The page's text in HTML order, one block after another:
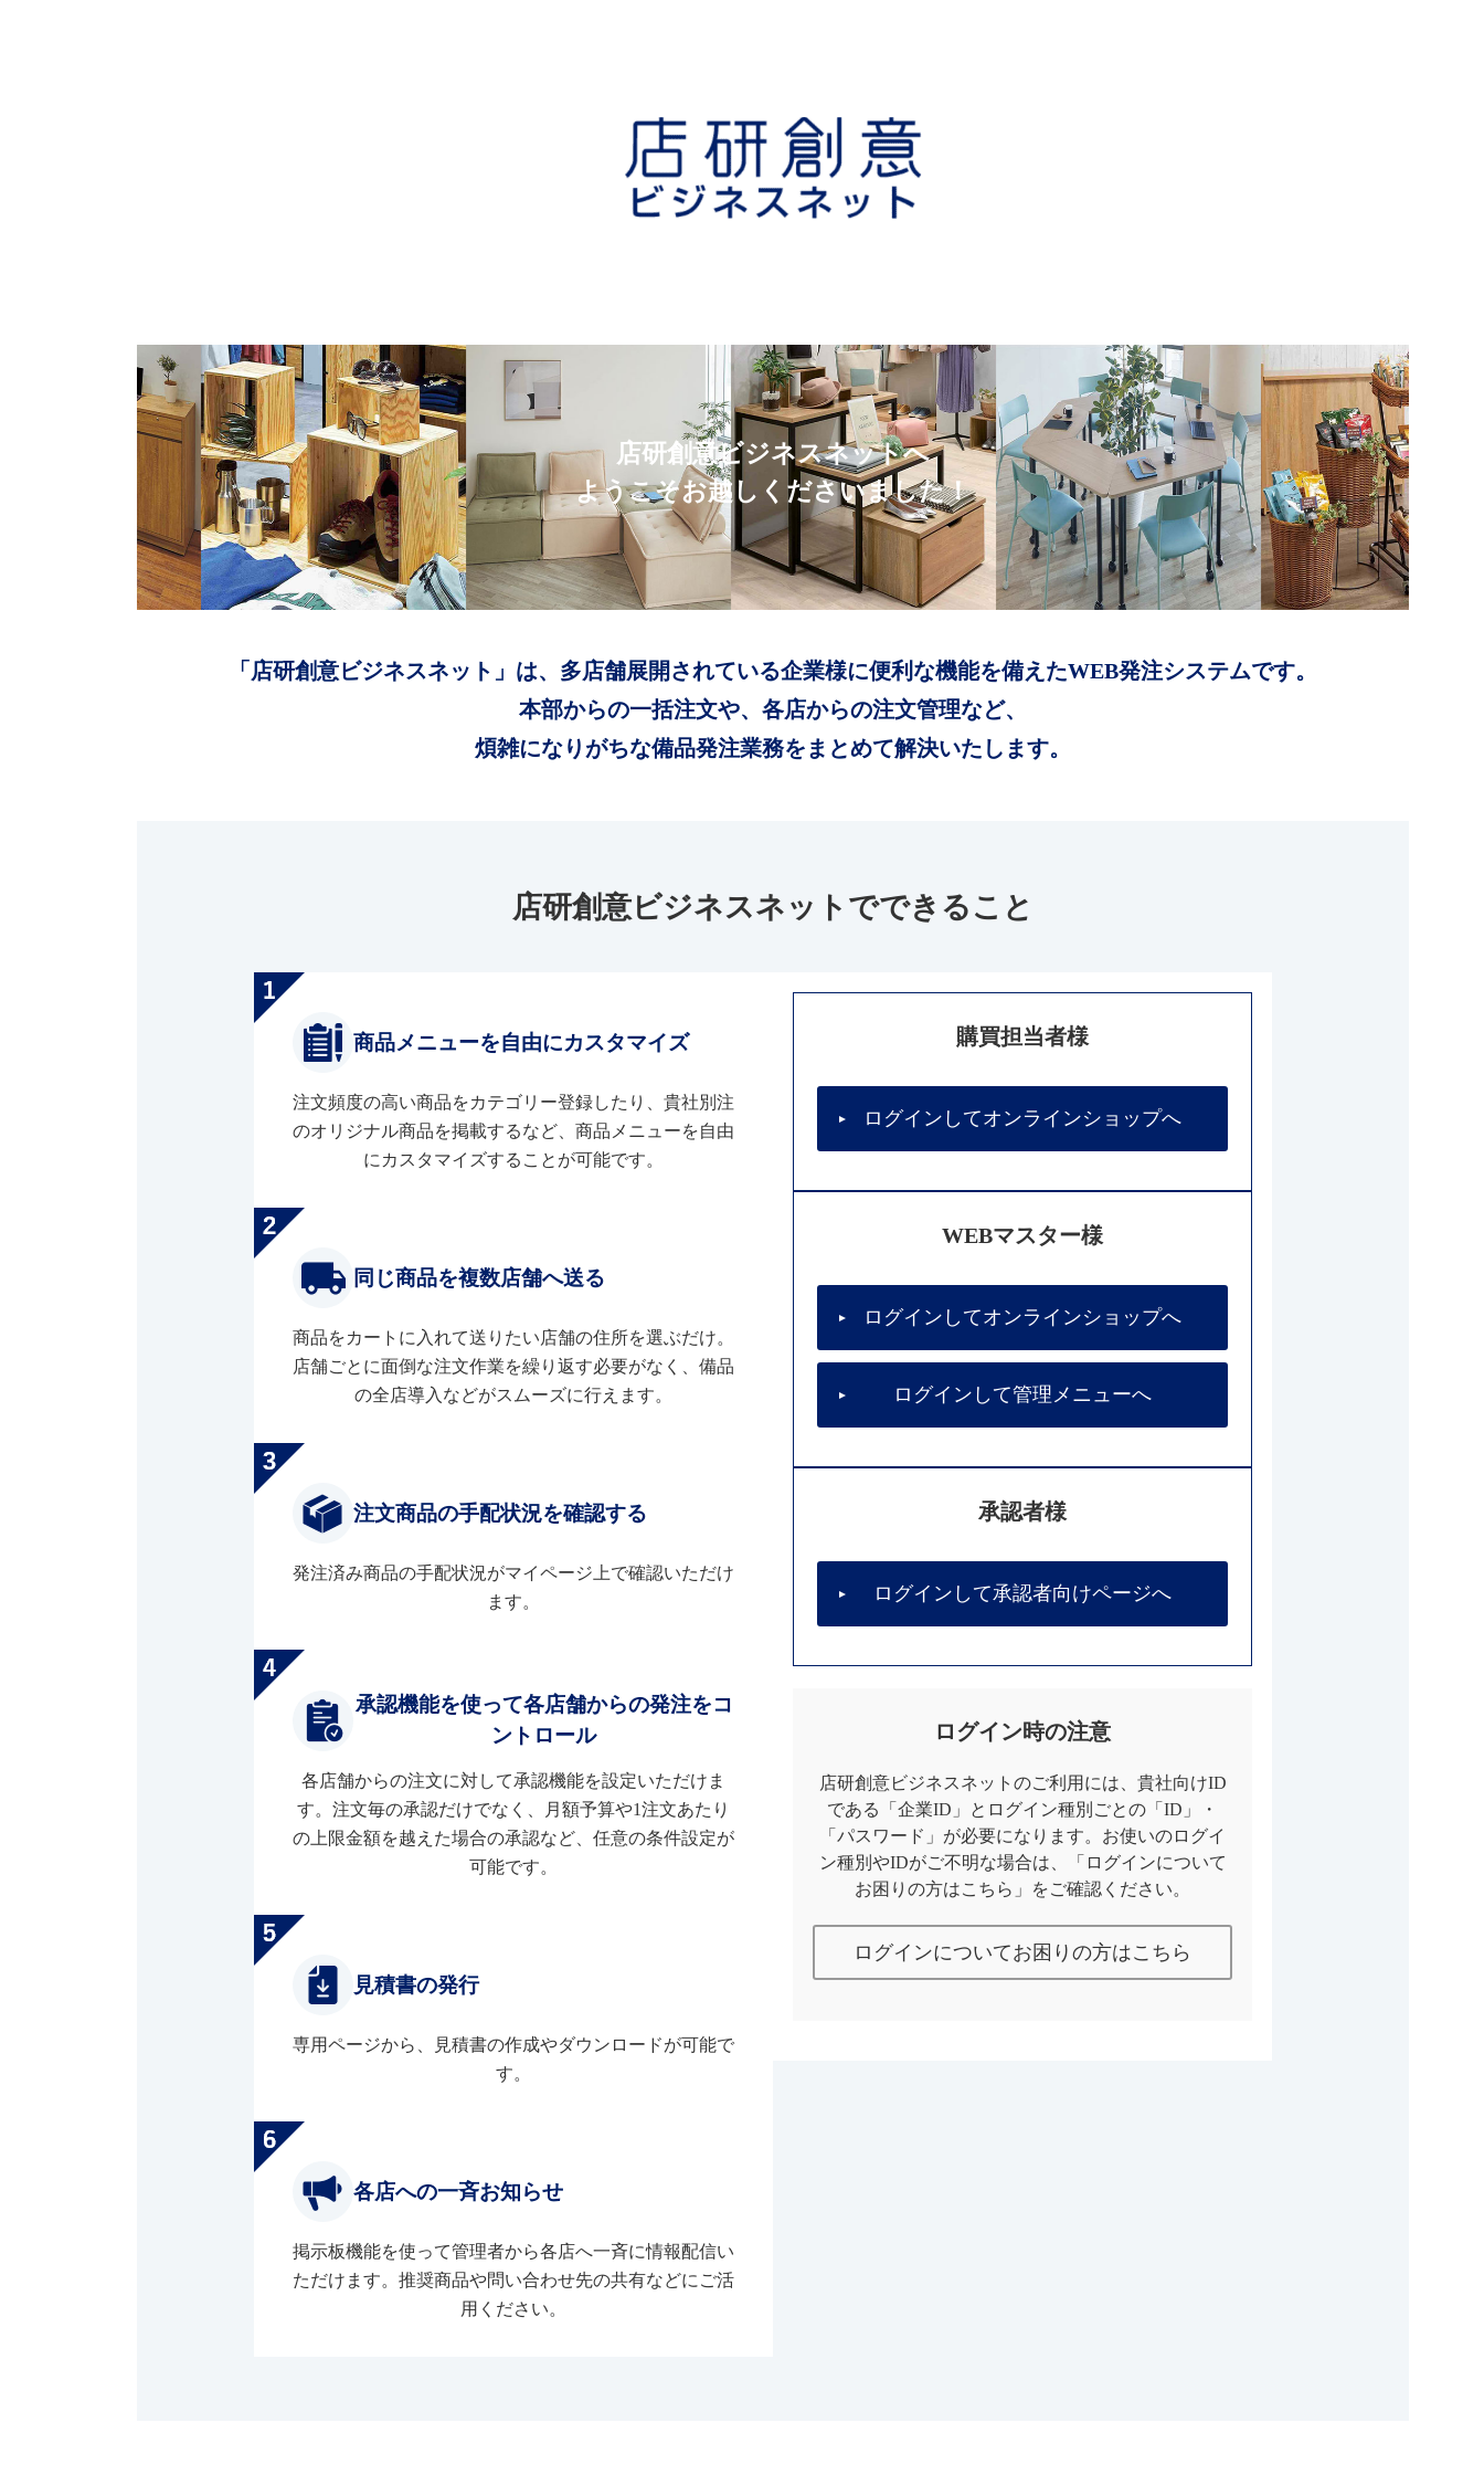
店研創意ビジネスネットへ
ようこそお越しくださいました！
「店研創意ビジネスネット」は、多店舗展開されている企業様に便利な機能を備えたWEB発注システムです。
本部からの一括注文や、各店からの注文管理など、
煩雑になりがちな備品発注業務をまとめて解決いたします。
店研創意ビジネスネットでできること
商品メニューを自由にカスタマイズ
注文頻度の高い商品をカテゴリー登録したり、貴社別注
のオリジナル商品を掲載するなど、商品メニューを自由
にカスタマイズすることが可能です。
同じ商品を複数店舗へ送る
商品をカートに入れて送りたい店舗の住所を選ぶだけ。
店舗ごとに面倒な注文作業を繰り返す必要がなく、備品
の全店導入などがスムーズに行えます。
注文商品の手配状況を確認する
発注済み商品の手配状況がマイページ上で確認いただけ
ます。
承認機能を使って各店舗からの発注をコ
ントロール
各店舗からの注文に対して承認機能を設定いただけま
す。注文毎の承認だけでなく、月額予算や1注文あたり
の上限金額を越えた場合の承認など、任意の条件設定が
可能です。
見積書の発行
専用ページから、見積書の作成やダウンロードが可能で
す。
各店への一斉お知らせ
掲示板機能を使って管理者から各店へ一斉に情報配信い
ただけます。推奨商品や問い合わせ先の共有などにご活
用ください。
購買担当者様
ログインしてオンラインショップへ
WEBマスター様
ログインしてオンラインショップへ
ログインして管理メニューへ
承認者様
ログインして承認者向けページへ
ログイン時の注意
店研創意ビジネスネットのご利用には、貴社向けID
である「企業ID」とログイン種別ごとの「ID」・
「パスワード」が必要になります。お使いのログイ
ン種別やIDがご不明な場合は、「ログインについて
お困りの方はこちら」をご確認ください。
ログインについてお困りの方はこちら